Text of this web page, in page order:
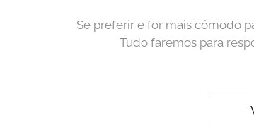
Se preferir e for mais cómodo
Tudo faremos para